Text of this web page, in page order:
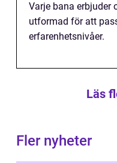
Varje bana erbjuder
utformad för att
erfarenhetsnivåer.
Läs
Fler nyheter